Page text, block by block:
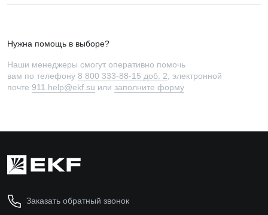
Нужна помощь в выборе?
Наши менеджеры смогут оперативно помочь
вам по телефону 8 800 333-88-15 доб. 2 , электронной
почте 911.help@ekf.su или заполните форму
Заказать обратный звонок